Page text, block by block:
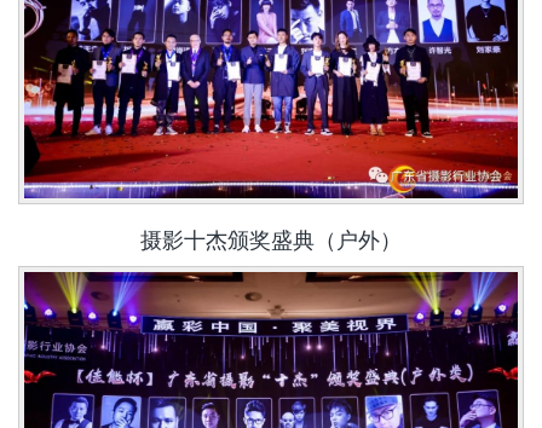
摄影十杰颁奖盛典（户外）